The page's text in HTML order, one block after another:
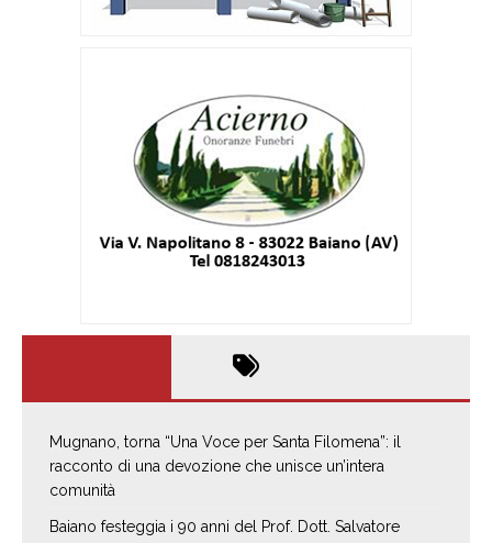
Mugnano, torna “Una Voce per Santa Filomena”: il
racconto di una devozione che unisce un’intera
comunità
Baiano festeggia i 90 anni del Prof. Dott. Salvatore